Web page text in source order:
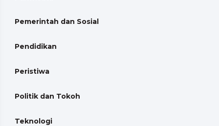
Pemerintah dan Sosial
Pendidikan
Peristiwa
Politik dan Tokoh
Teknologi